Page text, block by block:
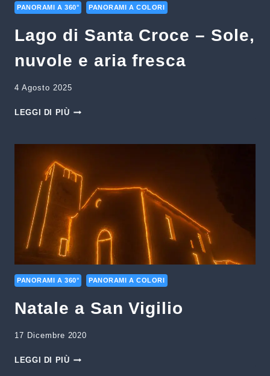
PANORAMI A 360° PANORAMI A COLORI
Lago di Santa Croce – Sole,
nuvole e aria fresca
4 Agosto 2025
LEGGI DI PIÙLAGO
SOLE,
NUVOLE
ARIA
FRESCA
PANORAMI A 360° PANORAMI A COLORI
Natale a San Vigilio
17 Dicembre 2020
LEGGI DI PIÙNATALE